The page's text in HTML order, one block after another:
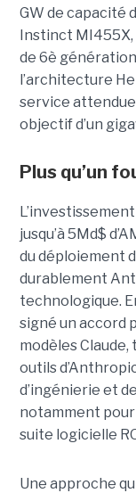
GW de capacité
Instinct MI455X,
de 6è
l’architecture
service
objectif d’un
Plus qu’un
jusqu’à 5Md$
du déploiement
durablement
technologique.
signé un accord
modèles
outils
d’ingénierie et
notamment
suite logicielle
Une approche